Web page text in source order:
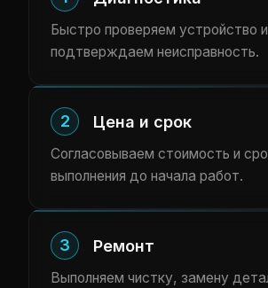
Быстро проверяем устройство и
подтверждаем неисправность.
2 Цена и срок
Согласовываем стоимость и
выполнения до начала работ.
3 Ремонт
Выполняем чистку, замену